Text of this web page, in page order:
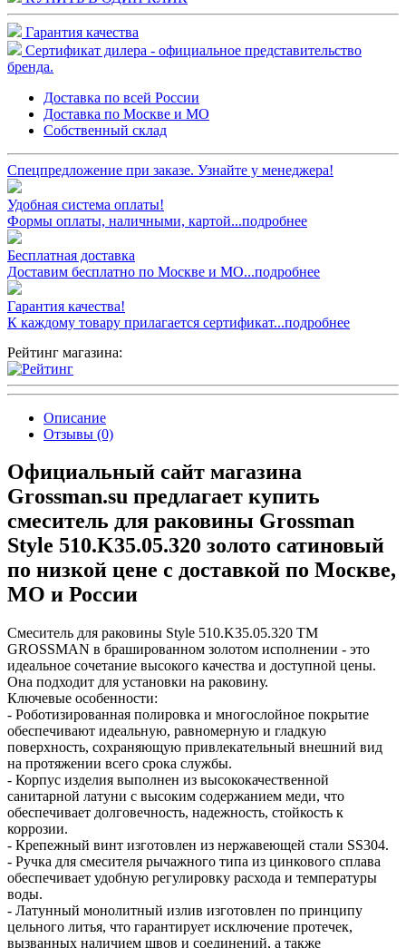
Гарантия качества
Сертификат дилера - официальное представительство
бренда.
Доставка по всей России
Доставка по Москве и МО
Собственный склад
Спецпредложение при заказе. Узнайте у менеджера!
Удобная система оплаты!
Формы оплаты, наличными, картой...подробнее
Бесплатная доставка
Доставим бесплатно по Москве и МО...подробнее
Гарантия качества!
К каждому товару прилагается сертификат...подробнее
Рейтинг магазина:
Описание
Отзывы (0)
Официальный сайт магазина
Grossman.su предлагает купить
смеситель для раковины Grossman
Style 510.K35.05.320 золото сатиновый
по низкой цене с доставкой по Москве,
МО и России
Смеситель для раковины Style 510.K35.05.320 ТМ
GROSSMAN в брашированном золотом исполнении - это
идеальное сочетание высокого качества и доступной цены.
Она подходит для установки на раковину.
Ключевые особенности:
- Роботизированная полировка и многослойное покрытие
обеспечивают идеальную, равномерную и гладкую
поверхность, сохраняющую привлекательный внешний вид
на протяжении всего срока службы.
- Корпус изделия выполнен из высококачественной
санитарной латуни с высоким содержанием меди, что
обеспечивает долговечность, надежность, стойкость к
коррозии.
- Крепежный винт изготовлен из нержавеющей стали SS304.
- Ручка для смесителя рычажного типа из цинкового сплава
обеспечивает удобную регулировку расхода и температуры
воды.
- Латунный монолитный излив изготовлен по принципу
цельного литья, что гарантирует исключение протечек,
вызванных наличием швов и соединений, а также